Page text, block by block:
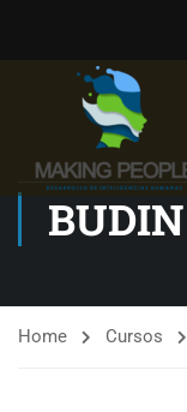
BUDIN
Home Cursos